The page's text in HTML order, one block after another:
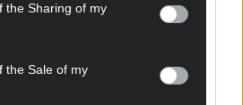
the Sharing of my
the Sale of my
Mozart-Eröffnung, Eurovision-
als Interval Acts